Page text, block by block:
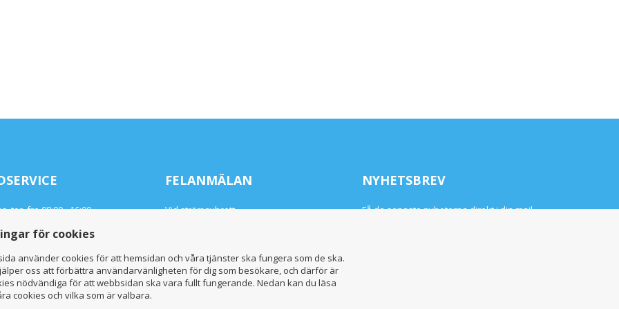
tor, fre 08:00 - 16:00
- 16:00
64 64 00
FELANMÄLAN
Vid strömavbrott
NYHETSBREV
Få de senaste nyheterna direkt i din mail
för cookies
använder cookies för att hemsidan och våra tjänster ska fungera som de ska.
oss att förbättra användarvänligheten för dig som besökare, och därför är
nödvändiga för att webbsidan ska vara fullt fungerande. Nedan kan du läsa
cookies och vilka som är valbara.